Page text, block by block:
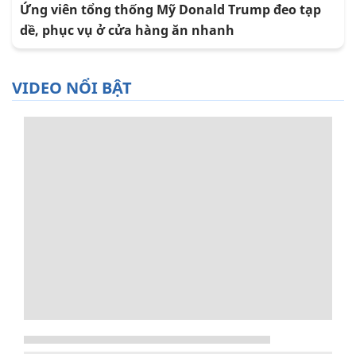
Ứng viên tổng thống Mỹ Donald Trump đeo tạp
dề, phục vụ ở cửa hàng ăn nhanh
VIDEO NỔI BẬT